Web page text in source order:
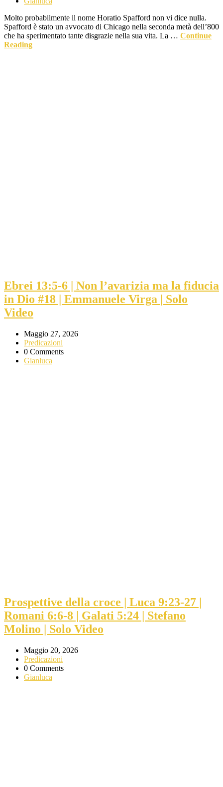
Molto probabilmente il nome Horatio Spafford non vi dice nulla.
Spafford è stato un avvocato di Chicago nella seconda metà dell’800
che ha sperimentato tante disgrazie nella sua vita. La … Continue
Reading
Ebrei 13:5-6 | Non l’avarizia ma la fiducia
in Dio #18 | Emmanuele Virga | Solo
Video
Maggio 27, 2026
Predicazioni
0 Comments
Gianluca
Prospettive della croce | Luca 9:23-27 |
Romani 6:6-8 | Galati 5:24 | Stefano
Molino | Solo Video
Maggio 20, 2026
Predicazioni
0 Comments
Gianluca